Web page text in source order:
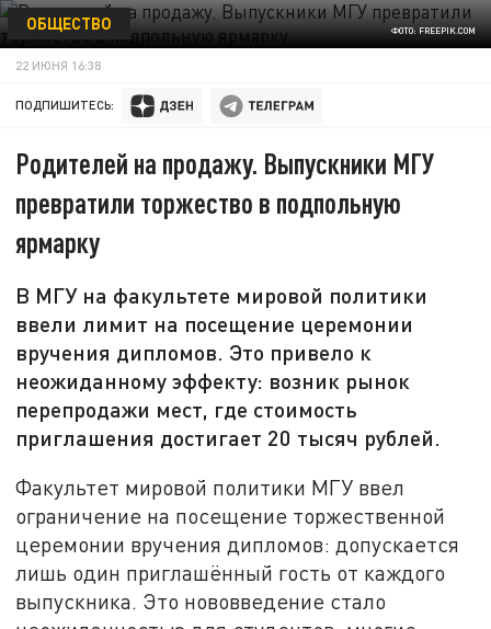
ФОТО: FREEPIK.COM
ОБЩЕСТВО
22 ИЮНЯ 16:38
ПОДПИШИТЕСЬ:
Родителей на продажу. Выпускники МГУ
превратили торжество в подпольную
ярмарку
В МГУ на факультете мировой политики
ввели лимит на посещение церемонии
вручения дипломов. Это привело к
неожиданному эффекту: возник рынок
перепродажи мест, где стоимость
приглашения достигает 20 тысяч рублей.
Факультет мировой политики МГУ ввел
ограничение на посещение торжественной
церемонии вручения дипломов: допускается
лишь один приглашённый гость от каждого
выпускника. Это нововведение стало